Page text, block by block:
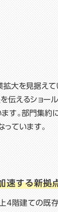
大を見据えて
伝えるショー
す。部門集約
ています。
速する新拠
4階建ての既